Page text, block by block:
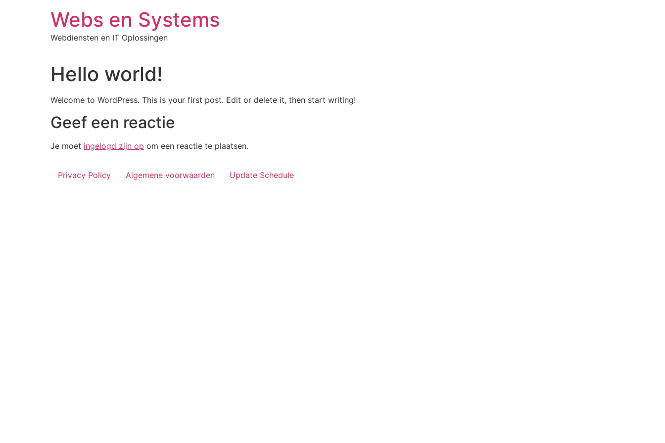
Webs en Systems
Webdiensten en IT Oplossingen
Hello world!
Welcome to WordPress. This is your first post. Edit or delete it, then start writing!
Geef een reactie
Je moet ingelogd zijn op om een reactie te plaatsen.
Privacy Policy Algemene voorwaarden Update Schedule